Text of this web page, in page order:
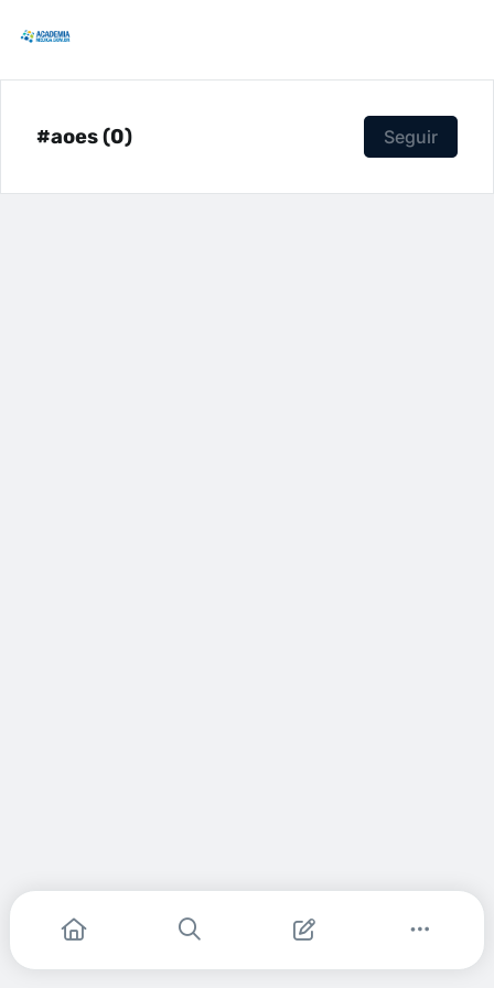
#aoes (0) Seguir